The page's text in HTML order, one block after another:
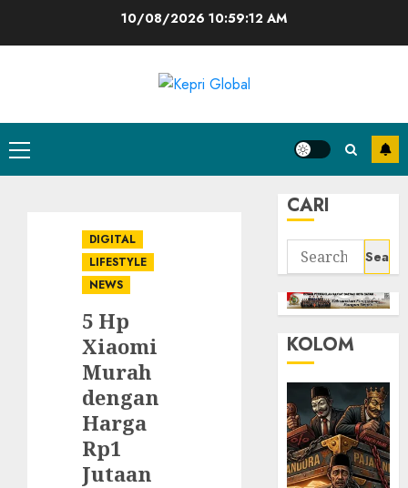
10/08/2026 10:59:13 AM
Primary
Menu
DIGITAL
LIFESTYLE
NEWS
5 Hp
Xiaomi
Murah
dengan
Harga
Rp1
Jutaan
CARI
Search
for:
KOLOM